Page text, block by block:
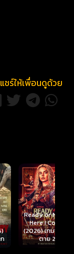
แชร์ให้เพื่อนดูด้วย
Ready or Not 2:
Here I Come
(2026) เกมพร้อม
ตาย 2